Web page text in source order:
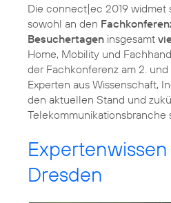
Die connect|ec 2019 widmet
sowohl an den
Besuchertagen insgesamt
Home, Mobility und
der Fachkonferenz am 2.
Experten aus Wissenschaft,
den aktuellen Stand und
Telekommunikationsbranche
Dresden